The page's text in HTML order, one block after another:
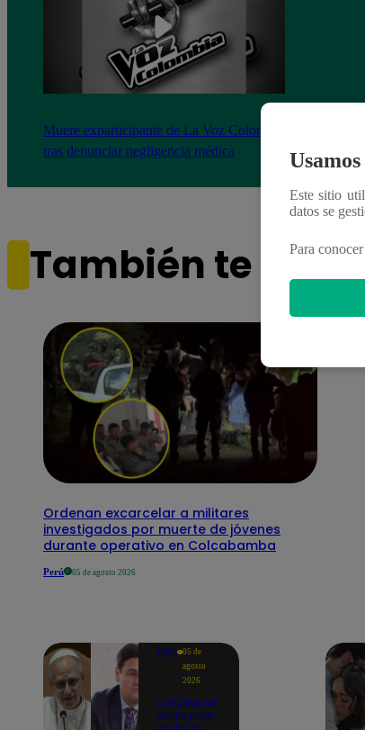
Muere exparticipante de La Voz Colombia
tras denunciar negligencia médica
También te
Ordenan excarcelar a militares
investigados por muerte de jóvenes
durante operativo en Colcabamba
Perú 05 de agosto 2026
Perú 05 de
agosto
2026
Chiclayo se
alista para
Este sitio
datos se
Para